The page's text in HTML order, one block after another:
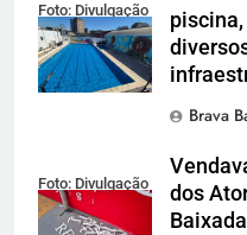
Foto: Divulgação
Brava
Foto: Divulgação
dos